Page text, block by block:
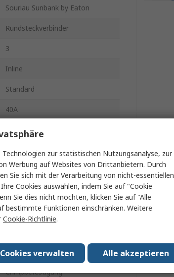
Souriau Sunbank by Eaton
Rundsteckverbinder
3
Inline
Standard
40A
Buchse
Stecker
IP68, IP69K
Gerade
UTGX
N
Crimpbefestigung
zur statistischen Nutzungsanalyse, zur
Werbung auf Websites von Drittanbietern. Durch
Sie sich mit der Verarbeitung von nicht-essentiellen
Cookies auswählen, indem Sie auf "Cookie
Sie dies nicht möchten, klicken Sie auf "Alle
bestimmte Funktionen einschränken. Weitere
Cookie-Richtlinie.
Alle akzeptieren
Cookies verwalten